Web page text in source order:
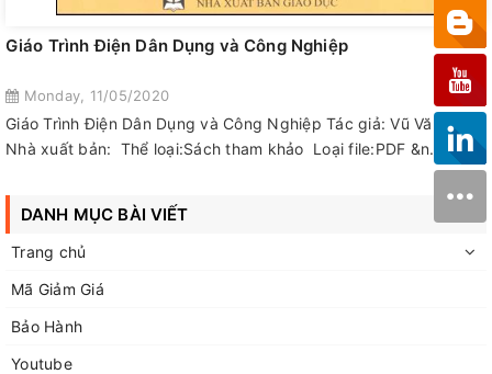
Giáo Trình Điện Dân Dụng và Công Nghiệp
Monday, 11/05/2020
Giáo Trình Điện Dân Dụng và Công Nghiệp Tác giả: Vũ Văn Tẩm
Nhà xuất bản: Thể loại:Sách tham khảo Loại file:PDF &n...
DANH MỤC BÀI VIẾT
Trang chủ
Mã Giảm Giá
Bảo Hành
Youtube